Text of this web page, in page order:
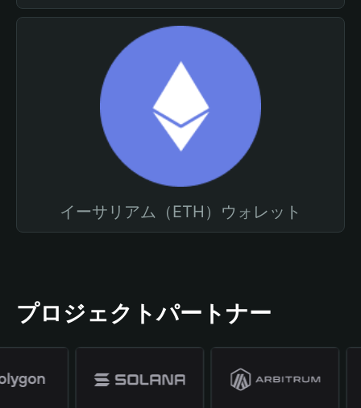
イーサリアム（ETH）ウォレット
プロジェクトパートナー